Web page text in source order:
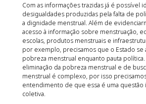
Com as informações trazidas já é possível
desigualdades produzidas pela falta de
a dignidade menstrual. Além de
acesso à informação sobre menstruação,
escolas, produtos menstruais e
por exemplo, precisamos que o Estado
pobreza menstrual enquanto pauta
eliminação da pobreza menstrual e de
menstrual é complexo, por isso
entendimento de que essa é uma questão
coletiva.